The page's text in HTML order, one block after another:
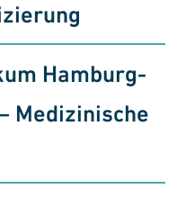
Hamburg-
Medizinische